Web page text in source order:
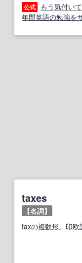
公式
もう気付い
年間英語の勉強を
taxes
【名詞】
taxの複数形。 印欧